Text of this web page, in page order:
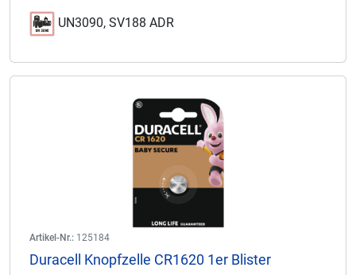
UN3090, SV188 ADR
Artikel-Nr.: 125184
Duracell Knopfzelle CR1620 1er Blister